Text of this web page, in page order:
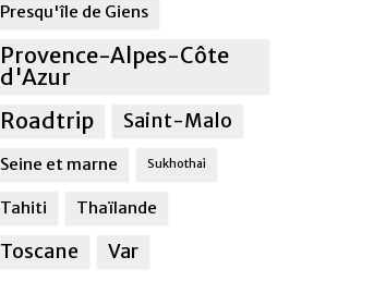
Presqu'île de Giens
Provence-Alpes-Côte
d'Azur
Roadtrip
Saint-Malo
Seine et marne Sukhothai
Tahiti Thaïlande
Toscane Var